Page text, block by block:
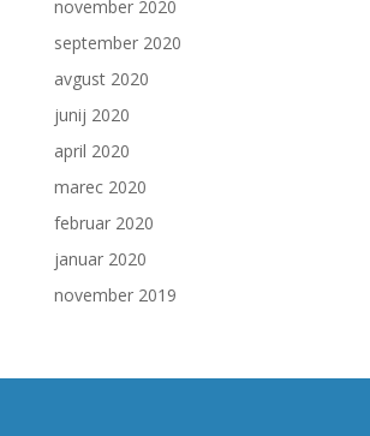
november 2020
september 2020
avgust 2020
junij 2020
april 2020
marec 2020
februar 2020
januar 2020
november 2019